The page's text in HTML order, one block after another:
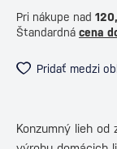
Pri nákupe nad
Štandardná cena
Pridať medzi
Konzumný lieh od